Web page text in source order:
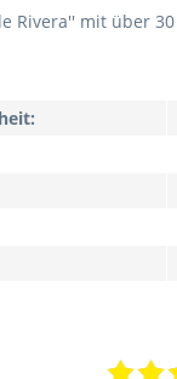
Rivera'' mit über